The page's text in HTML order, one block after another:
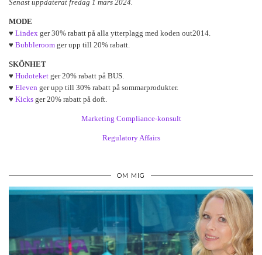
Senast uppdaterat fredag 1 mars 2024.
MODE
♥ Lindex ger 30% rabatt på alla ytterplagg med koden out2014.
♥ Bubbleroom ger upp till 20% rabatt.
SKÖNHET
♥ Hudoteket ger 20% rabatt på BUS.
♥ Eleven ger upp till 30% rabatt på sommarprodukter.
♥ Kicks ger 20% rabatt på doft.
Marketing Compliance-konsult
Regulatory Affairs
OM MIG